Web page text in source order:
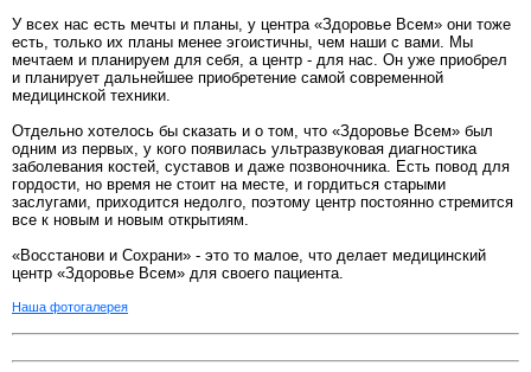
У всех нас есть мечты и планы, у центра «Здоровье Всем» они тоже
есть, только их планы менее эгоистичны, чем наши с вами. Мы
мечтаем и планируем для себя, а центр - для нас. Он уже приобрел
и планирует дальнейшее приобретение самой современной
медицинской техники.
Отдельно хотелось бы сказать и о том, что «Здоровье Всем» был
одним из первых, у кого появилась ультразвуковая диагностика
заболевания костей, суставов и даже позвоночника. Есть повод для
гордости, но время не стоит на месте, и гордиться старыми
заслугами, приходится недолго, поэтому центр постоянно стремится
все к новым и новым открытиям.
«Восстанови и Сохрани» - это то малое, что делает медицинский
центр «Здоровье Всем» для своего пациента.
Наша фотогалерея